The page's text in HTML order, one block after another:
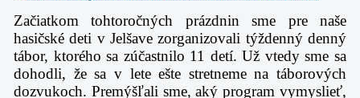
Začiatkom tohtoročných prázdnin sme pre naše
hasičské deti v Jelšave zorganizovali týždenný denný
tábor, ktorého sa zúčastnilo 11 detí. Už vtedy sme sa
dohodli, že sa v lete ešte stretneme na táborových
dozvukoch. Premýšľali sme, aký program vymyslieť,